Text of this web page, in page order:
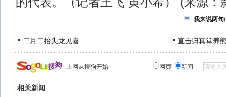
我来说两句(
二月二抬头龙见喜 直击归真堂养
上网从搜狗开始 网页 新闻
相关新闻